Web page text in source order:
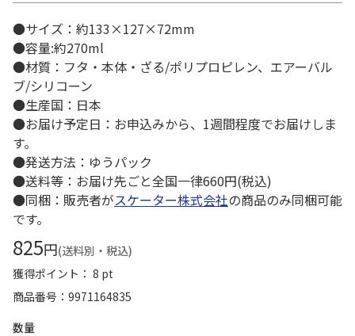
●サイズ：約133×127×72mm
●容量:約270ml
●材質：フタ・本体・ざる/ポリプロピレン、エアーバル
ブ/シリコーン
●生産国：日本
●お届け予定日：お申込みから、1週間程度でお届けしま
す。
●発送方法：ゆうパック
●送料等：お届け先ごと全国一律660円(税込)
●同梱：販売者がスケーター株式会社の商品のみ同梱可能
です。
825円(送料別・税込)
獲得ポイント： 8 pt
商品番号
9971164835
数量